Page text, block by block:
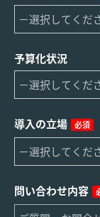
予算化状況
導入の立場 必須
問い合わせ内容